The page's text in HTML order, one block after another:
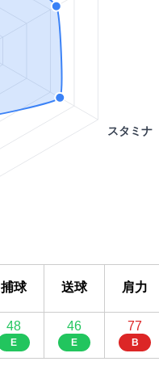
捕球 送球 肩力
48
E
46
E
77
B